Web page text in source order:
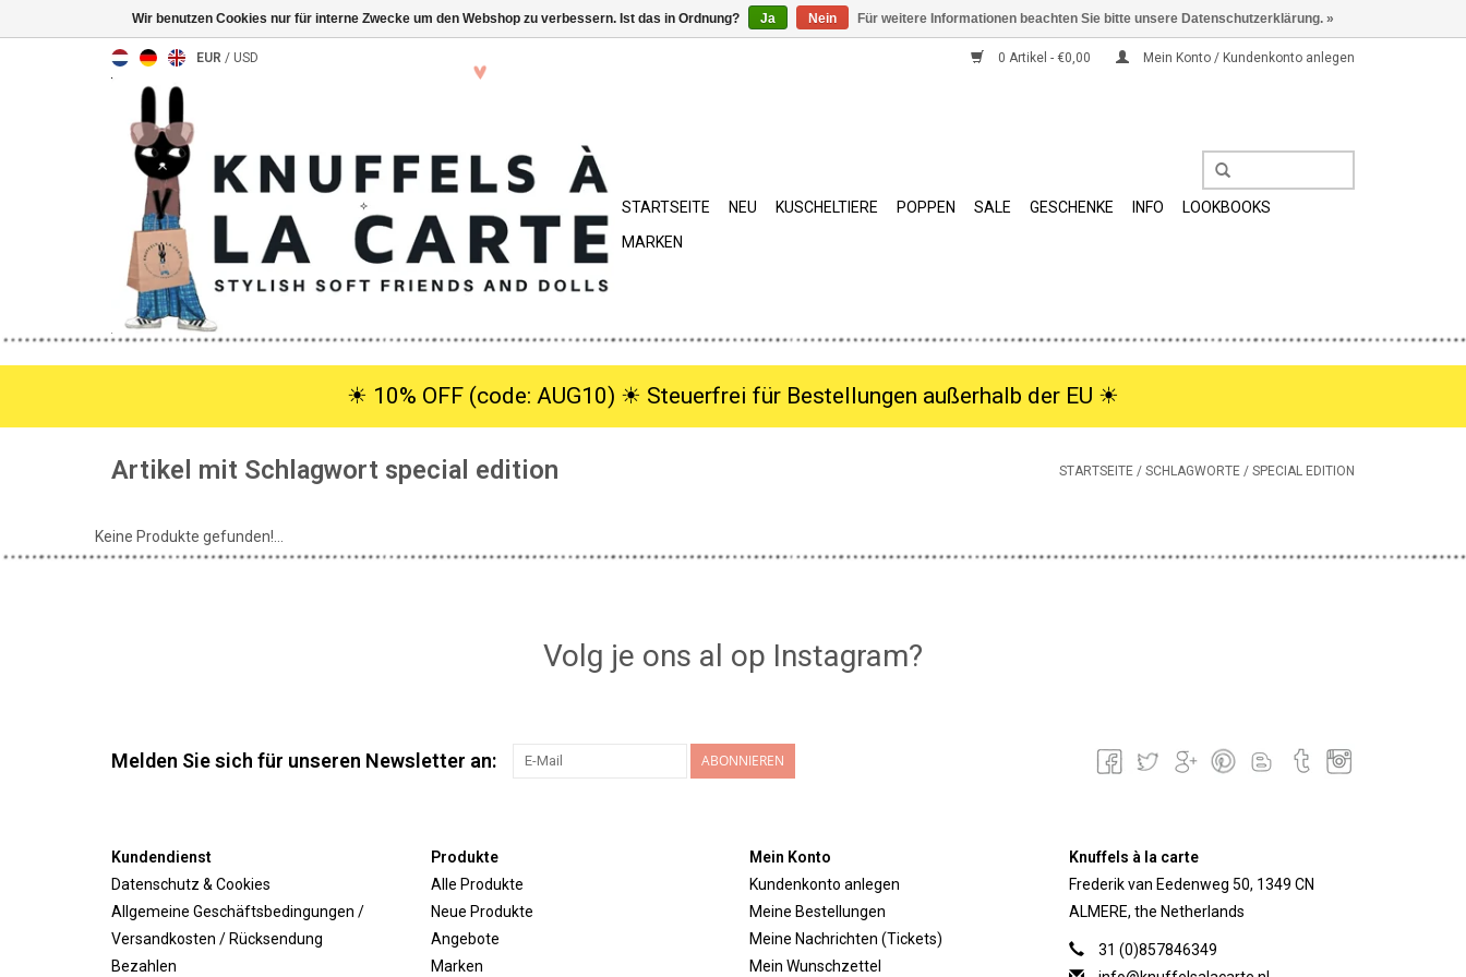
EUR / USD 0 Artikel - €0,00 Mein Konto / Kundenkonto anlegen
STARTSEITE NEU KUSCHELTIERE POPPEN SALE GESCHENKE INFO
LOOKBOOKS
MARKEN
☀︎ 10% OFF (code: AUG10) ☀︎ Steuerfrei für Bestellungen außerhalb der EU ☀︎
Artikel mit Schlagwort special edition STARTSEITE / SCHLAGWORTE / SPECIAL EDITION
Keine Produkte gefunden!...
Volg je ons al op Instagram?
Melden Sie sich für unseren Newsletter an: ABONNIEREN
Kundendienst
Datenschutz & Cookies
Allgemeine Geschäftsbedingungen /
Versandkosten / Rücksendung
Bezahlen
Produkte
Alle Produkte
Neue Produkte
Angebote
Marken
Mein Konto
Kundenkonto anlegen
Meine Bestellungen
Meine Nachrichten (Tickets)
Mein Wunschzettel
Knuffels à la carte
Frederik van Eedenweg 50, 1349 CN
ALMERE, the Netherlands
31 (0)857846349
Wir benutzen Cookies nur für interne Zwecke um den Webshop zu verbessern. Ist das in Ordnung? Ja Nein Für weitere Informationen beachten Sie bitte unsere Datenschutzerklärung. »